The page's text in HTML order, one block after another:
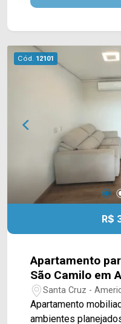
cobertas. Entre os
vagas cobertas; Localizada no Parque Nova
Carioba, em
ao Delta
Supermercados
serviços da região.
acesso às principais
facilitando os
regiões da cidade. Entre em contato com a
equipe da Arbix
WhatsApp e telefone:
Imóveis - Presente
Cód. 12101
R$
Apartamento
São Camilo em
Santa Cruz -
Apartamento
ambientes